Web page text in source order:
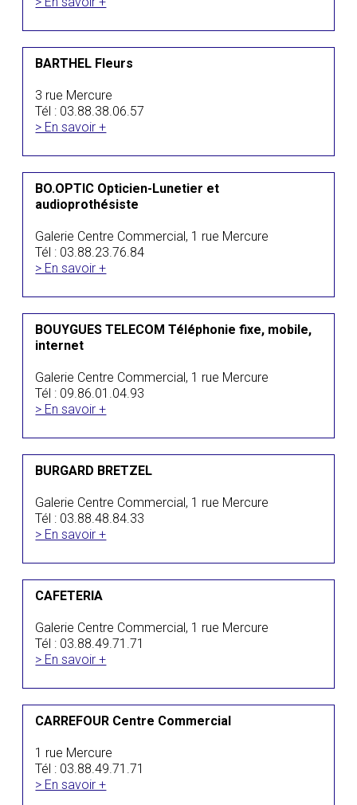
BARTHEL Fleurs
3 rue Mercure
Tél : 03.88.38.06.57
> En savoir +
BO.OPTIC Opticien-Lunetier et
audioprothésiste
Galerie Centre Commercial, 1 rue Mercure
Tél : 03.88.23.76.84
> En savoir +
BOUYGUES TELECOM Téléphonie fixe, mobile,
internet
Galerie Centre Commercial, 1 rue Mercure
Tél : 09.86.01.04.93
> En savoir +
BURGARD BRETZEL
Galerie Centre Commercial, 1 rue Mercure
Tél : 03.88.48.84.33
> En savoir +
CAFETERIA
Galerie Centre Commercial, 1 rue Mercure
Tél : 03.88.49.71.71
> En savoir +
CARREFOUR Centre Commercial
1 rue Mercure
Tél : 03.88.49.71.71
> En savoir +